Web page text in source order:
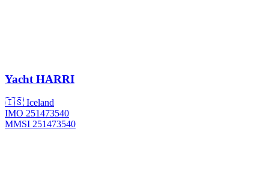
YachtHARRI
🇮🇸 Iceland
IMO 251473540
MMSI 251473540